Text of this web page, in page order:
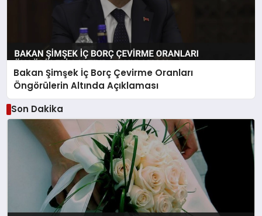
Bakan Şimşek İç Borç Çevirme Oranları
Öngörülerin Altında Açıklaması
Son Dakika